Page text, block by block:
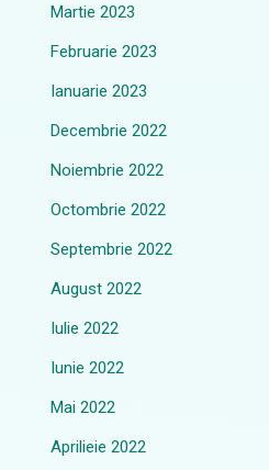
Martie 2023
Februarie 2023
Ianuarie 2023
Decembrie 2022
Noiembrie 2022
Octombrie 2022
Septembrie 2022
August 2022
Iulie 2022
Iunie 2022
Mai 2022
Aprilieie 2022